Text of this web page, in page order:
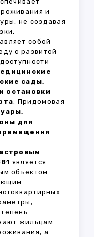
и
не создавая
собой
с развитой
сады,
остановки
. Придомовая
для
является
объектом
жильцам
а